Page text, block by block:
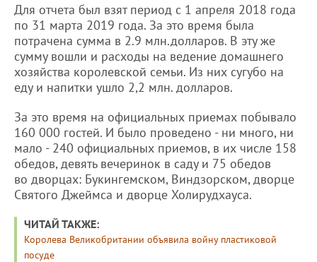
Для отчета был взят период с 1 апреля 2018 года
по 31 марта 2019 года. За это время была
потрачена сумма в 2.9 млн.долларов. В эту же
сумму вошли и расходы на ведение домашнего
хозяйства королевской семьи. Из них сугубо на
еду и напитки ушло 2,2 млн. долларов.
За это время на официальных приемах побывало
160 000 гостей. И было проведено - ни много, ни
мало - 240 официальных приемов, в их числе 158
обедов, девять вечеринок в саду и 75 обедов
во дворцах: Букингемском, Виндзорском, дворце
Святого Джеймса и дворце Холирудхауса.
ЧИТАЙ ТАКЖЕ:
Королева Великобритании объявила войну пластиковой
посуде